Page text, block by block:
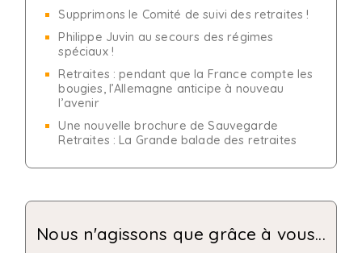
Supprimons le Comité de suivi des retraites !
Philippe Juvin au secours des régimes
spéciaux !
Retraites : pendant que la France compte les
bougies, l’Allemagne anticipe à nouveau
l’avenir
Une nouvelle brochure de Sauvegarde
Retraites : La Grande balade des retraites
Nous n'agissons que grâce à vous...